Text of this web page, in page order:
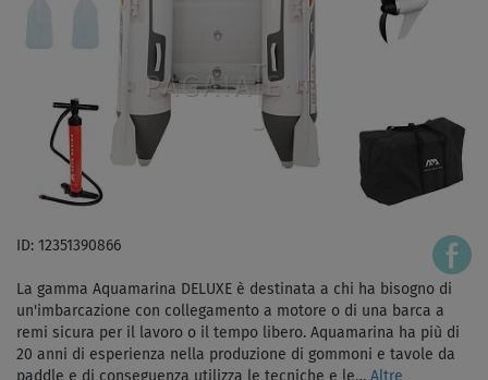
ID: 12351390866
La gamma Aquamarina DELUXE è destinata a chi ha bisogno di
un'imbarcazione con collegamento a motore o di una barca a
remi sicura per il lavoro o il tempo libero. Aquamarina ha più di
20 anni di esperienza nella produzione di gommoni e tavole da
paddle e di conseguenza utilizza le tecniche e le… Altre